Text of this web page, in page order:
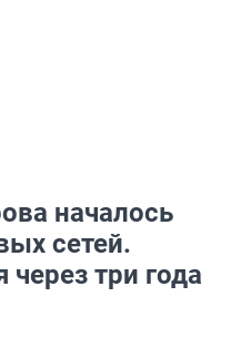
началось
сетей.
через три года